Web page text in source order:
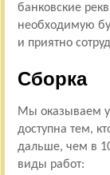
банковские
необходимую
и приятно
Сборка
Мы оказываем
доступна тем,
дальше, чем в
виды работ: